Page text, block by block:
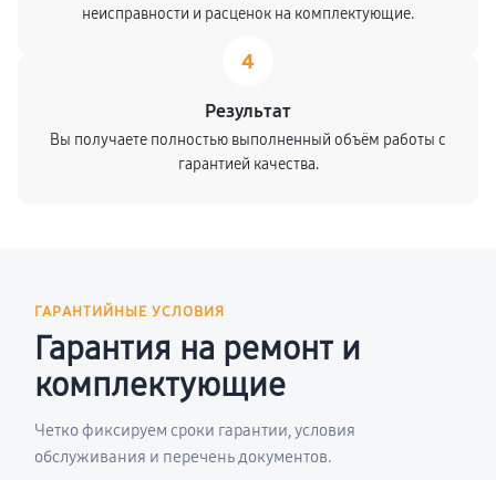
неисправности и расценок на комплектующие.
4
Результат
Вы получаете полностью выполненный объём работы с
гарантией качества.
ГАРАНТИЙНЫЕ УСЛОВИЯ
Гарантия на ремонт и
комплектующие
Четко фиксируем сроки гарантии, условия
обслуживания и перечень документов.